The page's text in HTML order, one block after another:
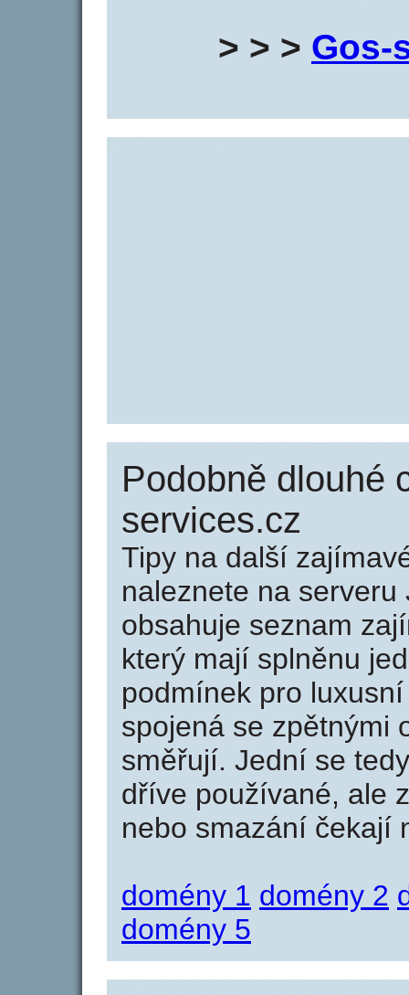
> > > Gos-
Podobně dlouhé
services.cz
Tipy na další
naleznete na serveru
obsahuje seznam
který mají splněnu
podmínek pro
spojená se zpětnými
směřují. Jední se
dříve používané, ale
nebo smazání čekají
domény 1 domény 2
domény 5